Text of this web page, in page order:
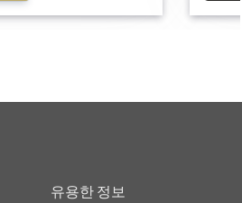
유용한 정보